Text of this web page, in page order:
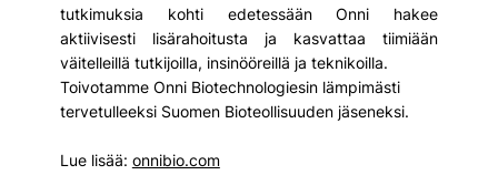
tutkimuksia kohti edetessään Onni hakee
aktiivisesti lisärahoitusta ja kasvattaa tiimiään
väitelleillä tutkijoilla, insinööreillä ja teknikoilla.
Toivotamme Onni Biotechnologiesin lämpimästi
tervetulleeksi Suomen Bioteollisuuden jäseneksi.
Lue lisää: onnibio.com